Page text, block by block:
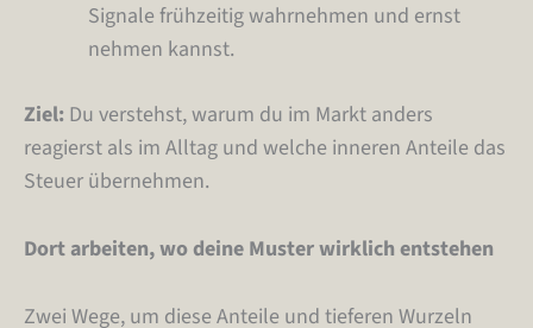
Signale frühzeitig wahrnehmen und ernst
nehmen kannst.
Ziel: Du verstehst, warum du im Markt anders
reagierst als im Alltag und welche inneren Anteile das
Steuer übernehmen.
Dort arbeiten, wo deine Muster wirklich entstehen
Zwei Wege, um diese Anteile und tieferen Wurzeln